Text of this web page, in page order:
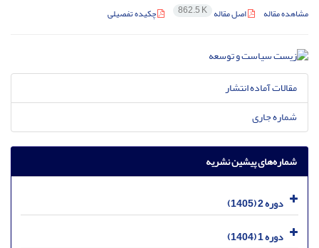
مشاهده مقاله اصل مقاله 862.5 K چکیده تفصیلی
مقالات آماده انتشار
شماره جاری
شماره‌های پیشین نشریه
دوره 2 (1405)
دوره 1 (1404)